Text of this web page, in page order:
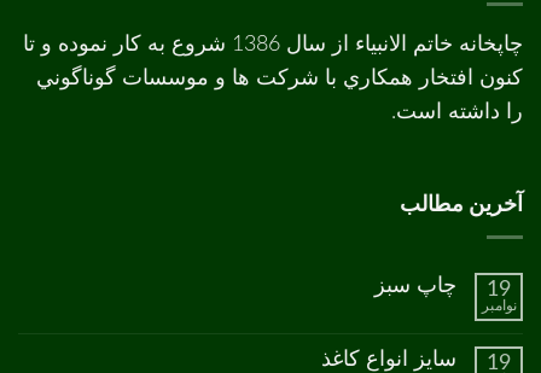
چاپخانه خاتم الانبیاء از سال 1386 شروع به کار نموده و تا
کنون افتخار همکاري با شرکت ها و موسسات گوناگوني
را داشته است.
آخرین مطالب
19
نوامبر
چاپ سبز
چاپ
ثبت
نشده
19 سایز انواع کاغذ